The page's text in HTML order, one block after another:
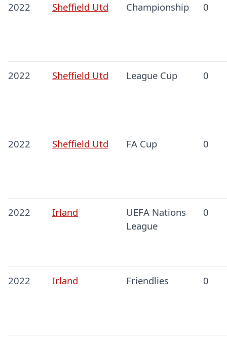
2022 Sheffield Utd Championship 0
2022 Sheffield Utd League Cup 0
2022 Sheffield Utd FA Cup 0
2022 Irland
UEFA Nations
League
0
2022 Irland Friendlies 0